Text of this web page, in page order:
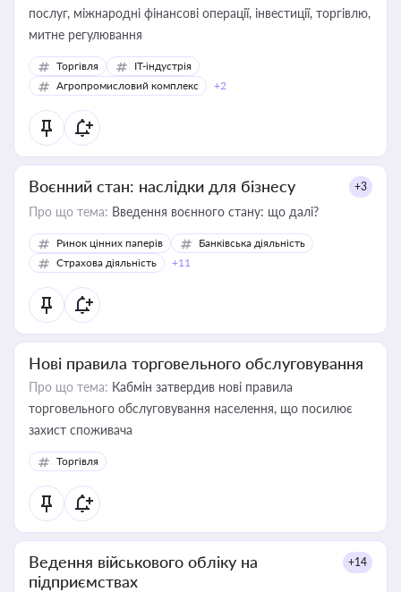
послуг, міжнародні фінансові операції, інвестиції, торгівлю,
митне регулювання
Торгівля
IT-індустрія
Агропромисловий комплекс
+2
Воєнний стан: наслідки для бізнесу +3
Про що тема: Введення воєнного стану: що далі?
Ринок цінних паперів
Банківська діяльність
Страхова діяльність
+11
Нові правила торговельного обслуговування
Про що тема: Кабмін затвердив нові правила
торговельного обслуговування населення, що посилює
захист споживача
Торгівля
Ведення військового обліку на
підприємствах
+14